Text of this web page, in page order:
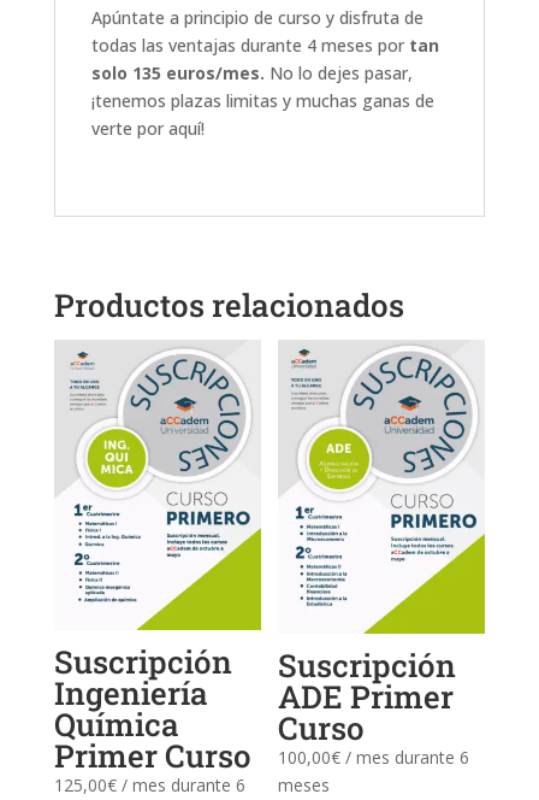
Apúntate a principio de curso y disfruta de
todas las ventajas durante 4 meses por tan
solo 135 euros/mes. No lo dejes pasar,
¡tenemos plazas limitas y muchas ganas de
verte por aquí!
Productos relacionados
Suscripción
Ingeniería
Química
Primer Curso
125,00€ / mes durante 6
Suscripción
ADE Primer
Curso
100,00€ / mes durante 6
meses